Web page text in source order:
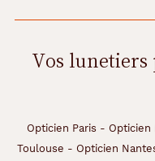
Vos lunetiers
Opticien Paris - Opticien
Toulouse - Opticien